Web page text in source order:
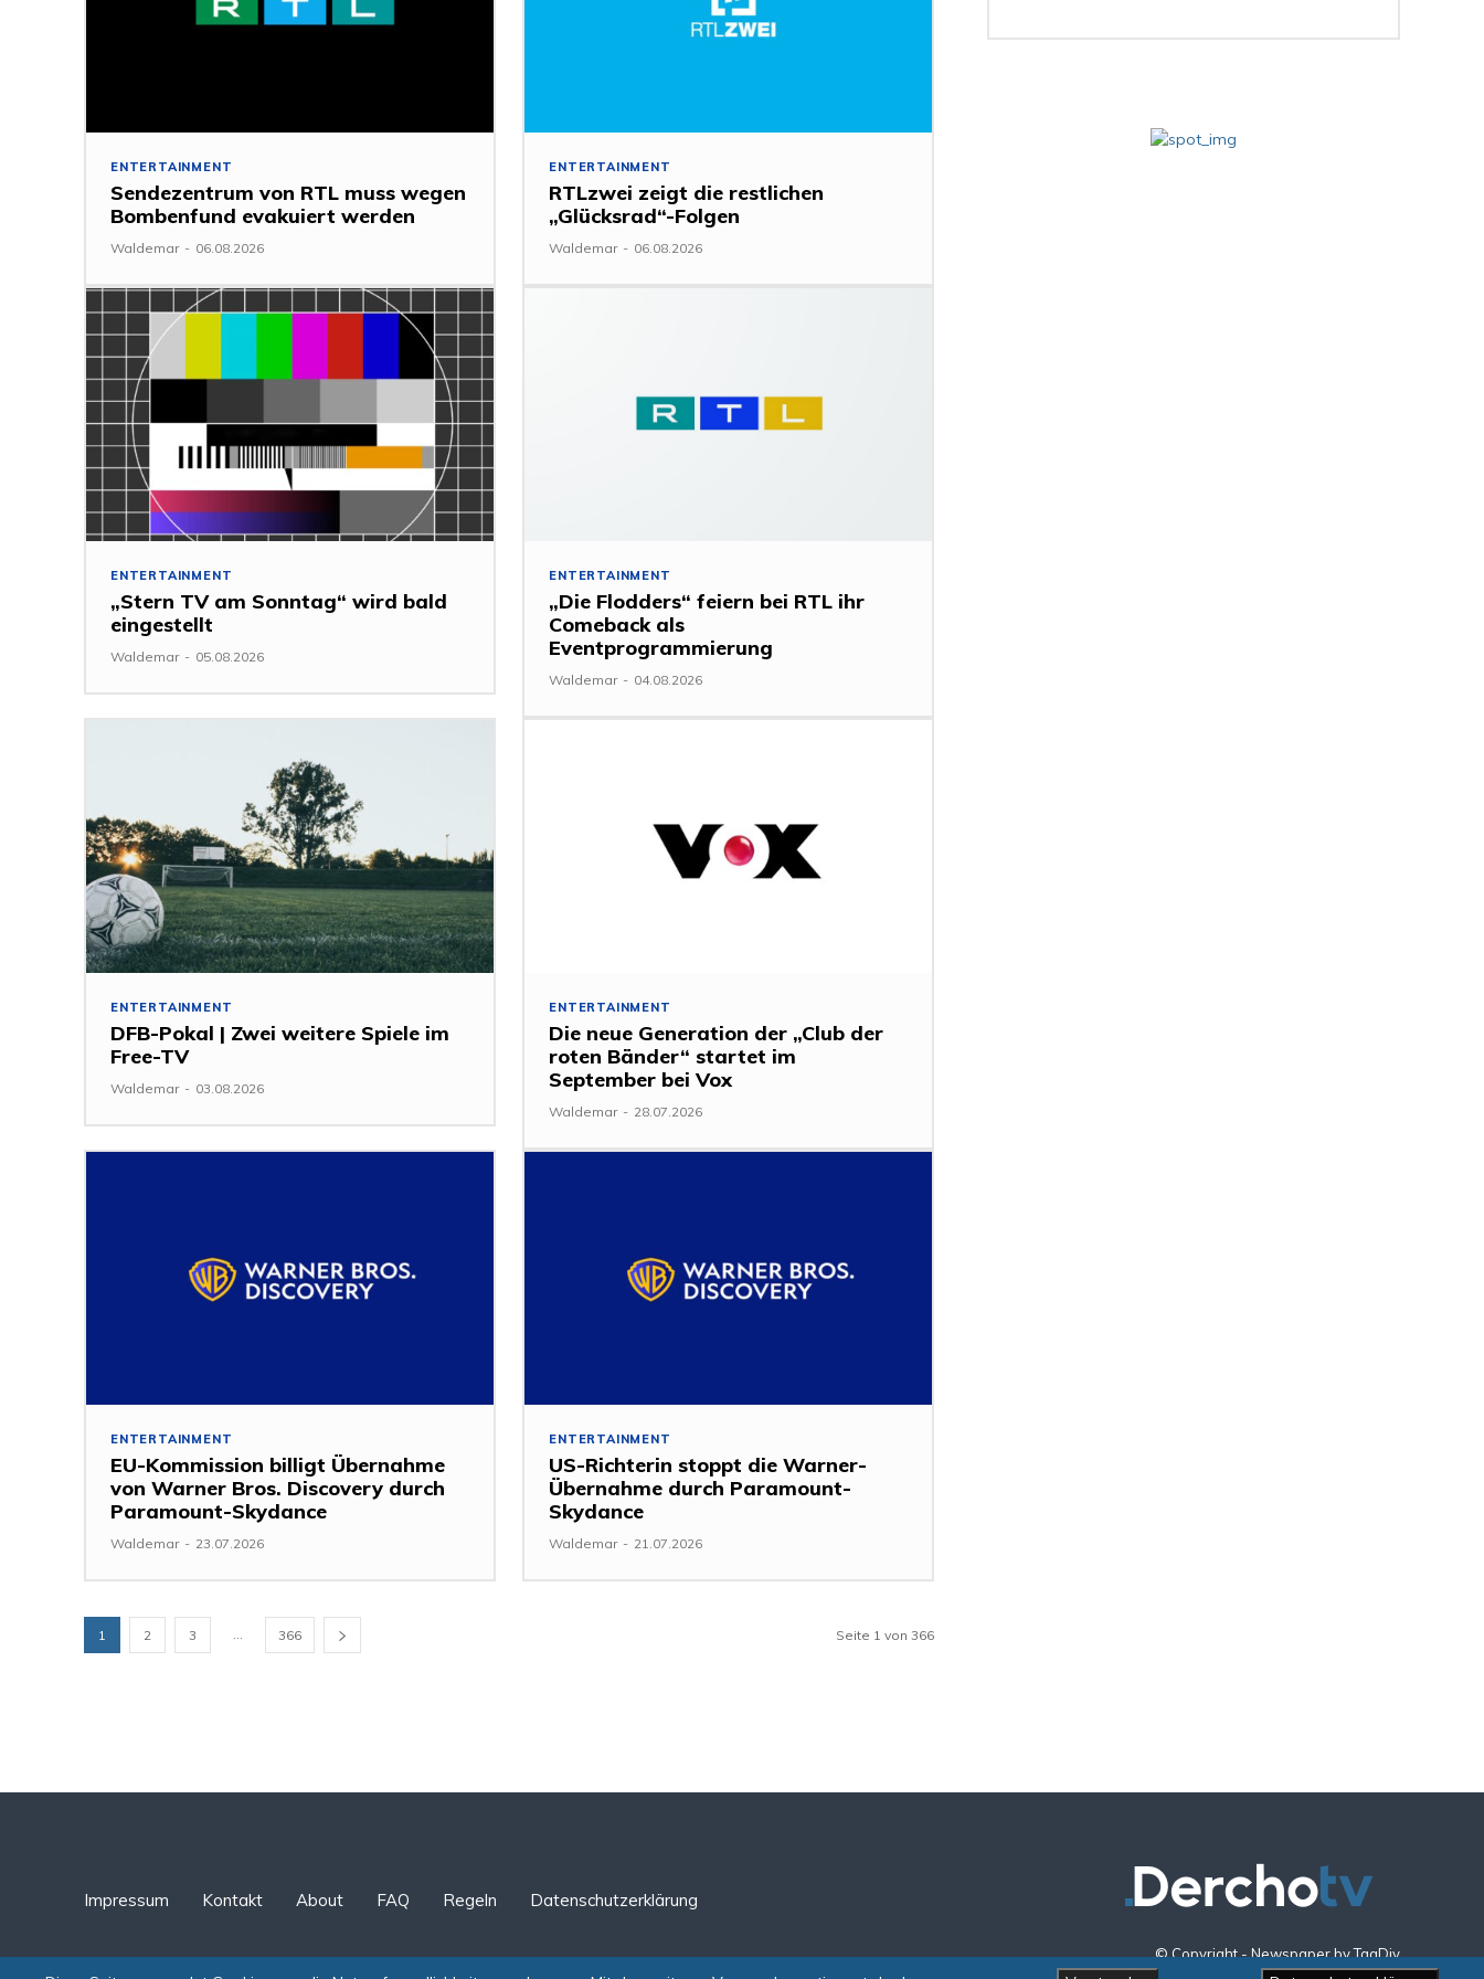
ENTERTAINMENT
Sendezentrum von RTL muss wegen
Bombenfund evakuiert werden
Waldemar - 06.08.2026
ENTERTAINMENT
RTLzwei zeigt die restlichen
„Glücksrad“-Folgen
Waldemar - 06.08.2026
ENTERTAINMENT
„Stern TV am Sonntag“ wird bald
eingestellt
Waldemar - 05.08.2026
ENTERTAINMENT
„Die Flodders“ feiern bei RTL ihr
Comeback als
Eventprogrammierung
Waldemar - 04.08.2026
ENTERTAINMENT
DFB-Pokal | Zwei weitere Spiele im
Free-TV
Waldemar - 03.08.2026
ENTERTAINMENT
Die neue Generation der „Club der
roten Bänder“ startet im
September bei Vox
Waldemar - 28.07.2026
ENTERTAINMENT
EU-Kommission billigt Übernahme
von Warner Bros. Discovery durch
Paramount-Skydance
Waldemar - 23.07.2026
ENTERTAINMENT
US-Richterin stoppt die Warner-
Übernahme durch Paramount-
Skydance
Waldemar - 21.07.2026
1 2 3 366 Seite 1 von 366
Impressum Kontakt About FAQ Regeln Datenschutzerklärung
© Copyright - Newspaper by TagDiv